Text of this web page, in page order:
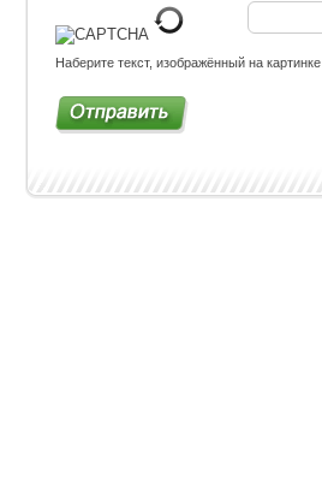
Наберите текст, изображённый на картинке